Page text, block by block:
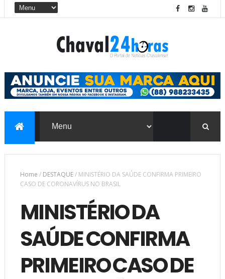
Home / DESTAQUE/ MINISTÉRIO DA SAÚDE CONFIRMA PRIMEIRO
CASO DE CORONAVÍRUS NO BRASIL
MINISTÉRIO DA
SAÚDE CONFIRMA
PRIMEIRO CASO DE